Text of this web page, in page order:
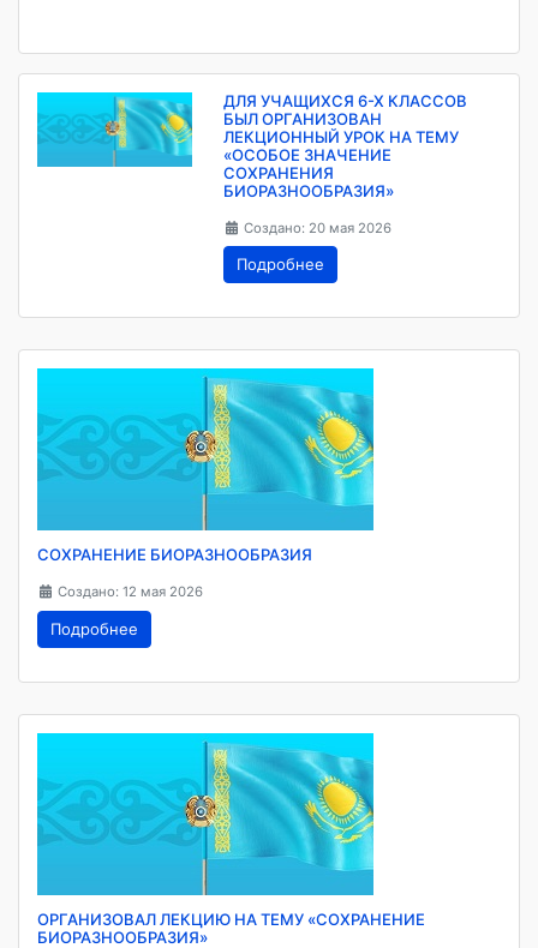
ДЛЯ УЧАЩИХСЯ 6-Х КЛАССОВ
БЫЛ ОРГАНИЗОВАН
ЛЕКЦИОННЫЙ УРОК НА ТЕМУ
«ОСОБОЕ ЗНАЧЕНИЕ
СОХРАНЕНИЯ
БИОРАЗНООБРАЗИЯ»
Создано: 20 мая 2026
Подробнее
СОХРАНЕНИЕ БИОРАЗНООБРАЗИЯ
Создано: 12 мая 2026
Подробнее
ОРГАНИЗОВАЛ ЛЕКЦИЮ НА ТЕМУ «СОХРАНЕНИЕ
БИОРАЗНООБРАЗИЯ»